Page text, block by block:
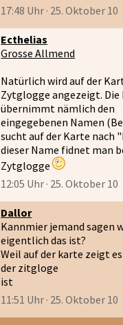
17:48 Uhr · 25. Oktober 10
Ecthelias
Grosse Allmend
Natürlich wird auf der
Zytglogge angezeigt. Die
übernimmt nämlich den
eingegebenen Namen
sucht auf der Karte nach
dieser Name fidnet man
Zytglogge
12:05 Uhr · 25. Oktober 10
Dallor
Kannmier jemand sagen
eigentlich das ist?
Weil auf der karte zeigt es
der zitgloge
ist
11:51 Uhr · 25. Oktober 10